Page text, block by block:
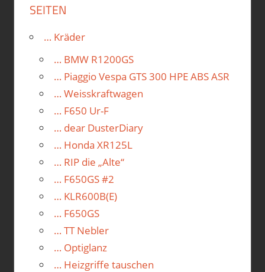
SEITEN
… Kräder
… BMW R1200GS
… Piaggio Vespa GTS 300 HPE ABS ASR
… Weisskraftwagen
… F650 Ur-F
… dear DusterDiary
… Honda XR125L
… RIP die „Alte“
… F650GS #2
… KLR600B(E)
… F650GS
… TT Nebler
… Optiglanz
… Heizgriffe tauschen